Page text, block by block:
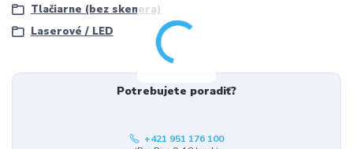
Tlačiarne (bez skenera)
Laserové / LED
Potrebujete poradiť?
+421 951 176 100